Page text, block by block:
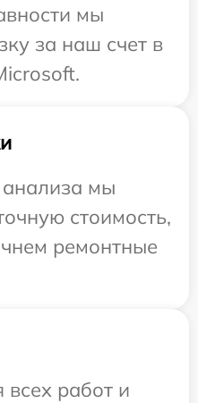
мы
за наш счет в
анализа мы
стоимость,
ремонтные
работ и